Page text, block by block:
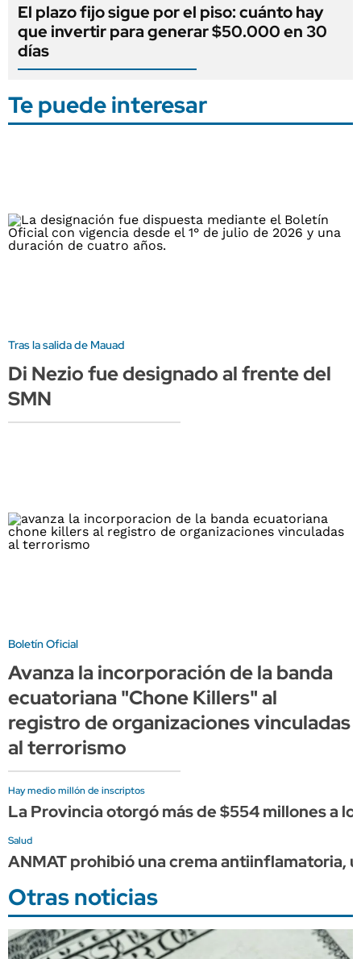
El plazo fijo sigue por el piso: cuánto hay
que invertir para generar $50.000 en 30
días
Te puede interesar
Tras la salida de Mauad
Di Nezio fue designado al frente del
SMN
Boletín Oficial
Avanza la incorporación de la banda
ecuatoriana "Chone Killers" al
registro de organizaciones vinculadas
al terrorismo
Hay medio millón de inscriptos
La Provincia otorgó más de $554 millones a
Salud
ANMAT prohibió una crema antiinflamatoria,
Otras noticias